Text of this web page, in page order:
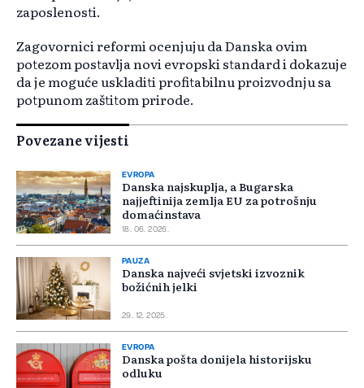
zaposlenosti.
Zagovornici reformi ocenjuju da Danska ovim
potezom postavlja novi evropski standard i dokazuje
da je moguće uskladiti profitabilnu proizvodnju sa
potpunom zaštitom prirode.
Povezane vijesti
EVROPA
Danska najskuplja, a Bugarska
najjeftinija zemlja EU za potrošnju
domaćinstava
18. 06. 2026.
PAUZA
Danska najveći svjetski izvoznik
božićnih jelki
29. 12. 2025.
EVROPA
Danska pošta donijela historijsku
odluku